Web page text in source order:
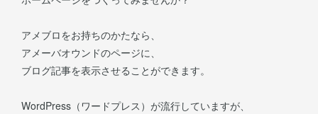
アメブロをお持ちのかたなら、
アメーバオウンドのページに、
ブログ記事を表示させることができます。
WordPress（ワードプレス）が流行していますが、